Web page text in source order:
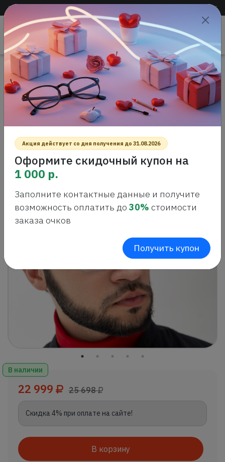
Доставка по всей России +7 (383) 288-54-55
САЛОН ОПТИКИ
Проверить
зрение
Главная Интернет-магазин оптики
Оправы для очков
Lacoste L 2294 424 Оправа для очков
LACOSTE L 2294 424 ОПРАВА ДЛЯ
ОЧКОВ
В наличии
22 999 25 698
Скидка 4% при оплате на сайте!
В корзину
Акция действует со дня получения до 31.08.2026
Оформите скидочный купон на
1 000 р.
Заполните контактные данные и получите
возможность оплатить до 30% стоимости
заказа очков
Получить купон